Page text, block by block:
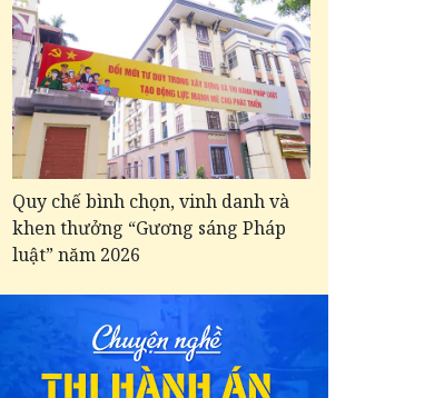
Quy chế bình chọn, vinh danh và
khen thưởng “Gương sáng Pháp
luật” năm 2026